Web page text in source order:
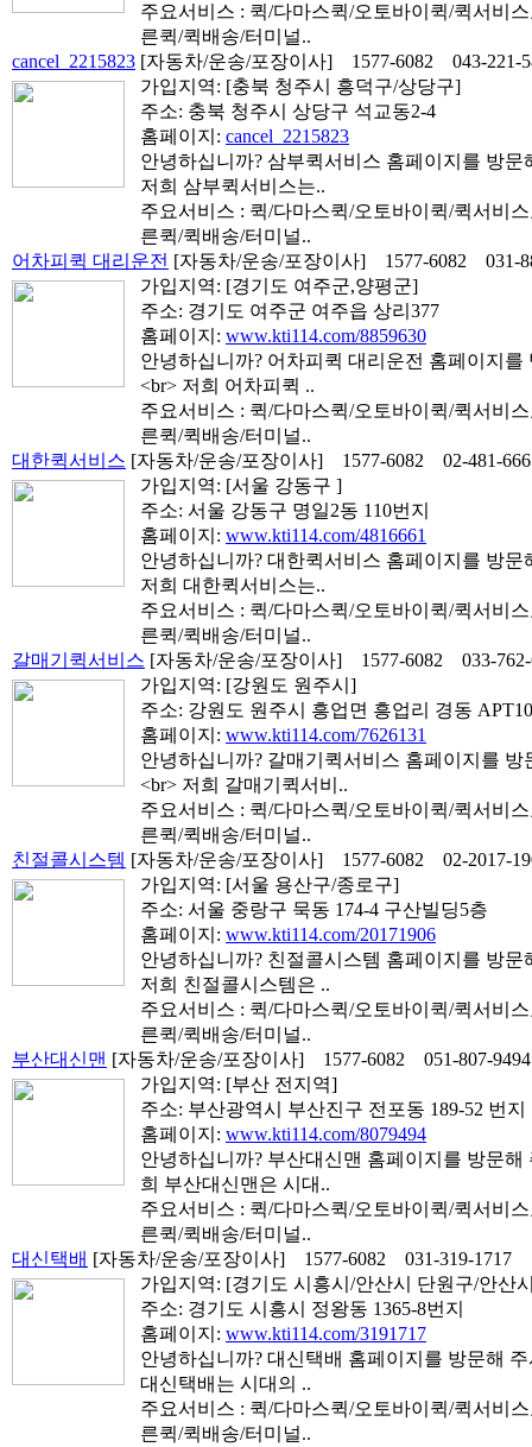
주요서비스 : 퀵/다마스퀵/오토바이퀵/퀵서비
른퀵/퀵배송/터미널..
cancel_2215823 [자동차/운송/포장이사] 1577-6082
043-221-
가입지역: [충북 청주시 흥덕구/상당구]
주소: 충북 청주시 상당구 석교동2-4
홈페이지: cancel_2215823
안녕하십니까? 삼부퀵서비스 홈페이지를 방
저희 삼부퀵서비스는..
주요서비스 : 퀵/다마스퀵/오토바이퀵/퀵서비
른퀵/퀵배송/터미널..
어차피퀵 대리운전 [자동차/운송/포장이사] 1577-6082
031-
가입지역: [경기도 여주군,양평군]
주소: 경기도 여주군 여주읍 상리377
홈페이지: www.kti114.com/8859630
안녕하십니까? 어차피퀵 대리운전 홈페이지
<br> 저희 어차피퀵 ..
주요서비스 : 퀵/다마스퀵/오토바이퀵/퀵서비
른퀵/퀵배송/터미널..
대한퀵서비스 [자동차/운송/포장이사] 1577-6082
02-481-
가입지역: [서울 강동구 ]
주소: 서울 강동구 명일2동 110번지
홈페이지: www.kti114.com/4816661
안녕하십니까? 대한퀵서비스 홈페이지를 방
저희 대한퀵서비스는..
주요서비스 : 퀵/다마스퀵/오토바이퀵/퀵서비
른퀵/퀵배송/터미널..
갈매기퀵서비스 [자동차/운송/포장이사] 1577-6082
033-
가입지역: [강원도 원주시]
주소: 강원도 원주시 흥업면 흥업리 경동
홈페이지: www.kti114.com/7626131
안녕하십니까? 갈매기퀵서비스 홈페이지를
<br> 저희 갈매기퀵서비..
주요서비스 : 퀵/다마스퀵/오토바이퀵/퀵서비
른퀵/퀵배송/터미널..
친절콜시스템 [자동차/운송/포장이사] 1577-6082
02-2017-
가입지역: [서울 용산구/종로구]
주소: 서울 중랑구 묵동 174-4 구산빌딩5층
홈페이지: www.kti114.com/20171906
안녕하십니까? 친절콜시스템 홈페이지를 방
저희 친절콜시스템은 ..
주요서비스 : 퀵/다마스퀵/오토바이퀵/퀵서비
른퀵/퀵배송/터미널..
부산대신맨 [자동차/운송/포장이사] 1577-6082
051-807-9494
가입지역: [부산 전지역]
주소: 부산광역시 부산진구 전포동 189-52 번지
홈페이지: www.kti114.com/8079494
안녕하십니까? 부산대신맨 홈페이지를 방문
희 부산대신맨은 시대..
주요서비스 : 퀵/다마스퀵/오토바이퀵/퀵서비
른퀵/퀵배송/터미널..
대신택배 [자동차/운송/포장이사] 1577-6082
031-319-1717
가입지역: [경기도 시흥시/안산시 단원구/안산
주소: 경기도 시흥시 정왕동 1365-8번지
홈페이지: www.kti114.com/3191717
안녕하십니까? 대신택배 홈페이지를 방문해
대신택배는 시대의 ..
주요서비스 : 퀵/다마스퀵/오토바이퀵/퀵서비
른퀵/퀵배송/터미널..